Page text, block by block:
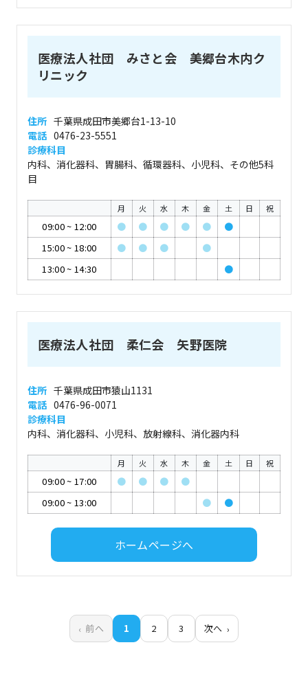
医療法人社団 みさと会 美郷台木内ク
リニック
住所 千葉県成田市美郷台1-13-10
電話 0476-23-5551
診療科目
内科、消化器科、胃腸科、循環器科、小児科、その他5科
目
月 火 水 木 金 土 日 祝
09:00~ 12:00 ● ● ● ● ●
●
15:00~ 18:00 ● ● ●
●
13:00~ 14:30 ●
医療法人社団 柔仁会 矢野医院
住所 千葉県成田市猿山1131
電話 0476-96-0071
診療科目
内科、消化器科、小児科、放射線科、消化器内科
月 火 水 木 金 土 日 祝
09:00~ 17:00 ● ● ●
●
09:00~ 13:00 ● ●
ホームページへ
前へ 1 2 3 次へ